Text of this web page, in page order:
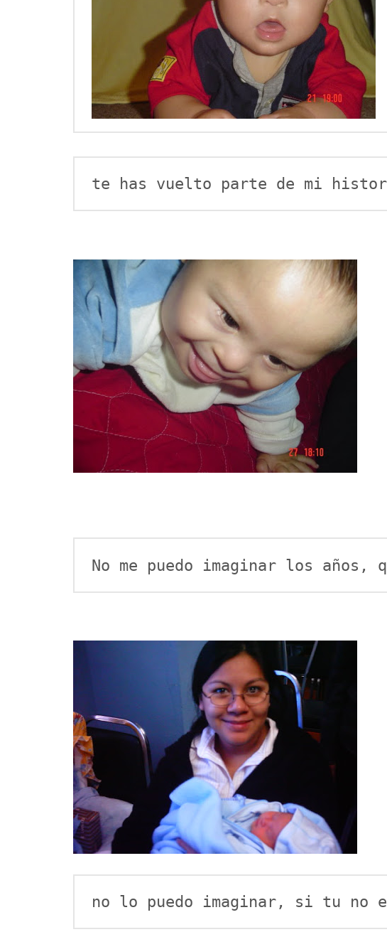
te has vuelto parte de mi
No me puedo imaginar los años,
no lo puedo imaginar, si tu no